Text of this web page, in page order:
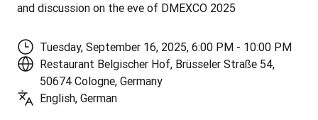
and discussion on the eve of DMEXCO 2025
Tuesday, September 16, 2025, 6:00 PM - 10:00 PM
Restaurant Belgischer Hof, Brüsseler Straße 54,
50674 Cologne, Germany
English, German